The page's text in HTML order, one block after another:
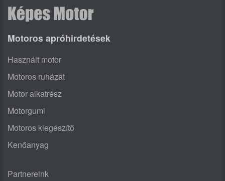
Motoros apróhirdetések
Használt motor
Motoros ruházat
Motor alkatrész
Motorgumi
Motoros kiegészítő
Kenőanyag
Partnereink